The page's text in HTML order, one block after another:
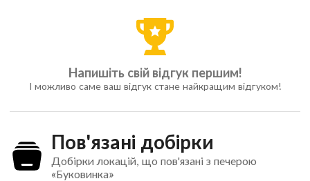
Напишіть свій відгук першим!
І можливо саме ваш відгук стане найкращим відгуком!
Пов'язані добірки
Добірки локацій, що пов'язані з печерою
«Буковинка»